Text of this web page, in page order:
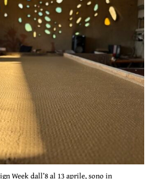
Week dall’8 al 13 aprile, sono in